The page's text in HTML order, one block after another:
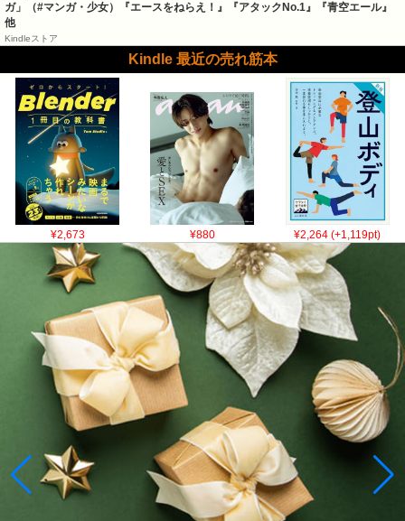
ガ」（#マンガ・少女）『エースをねらえ！』『アタックNo.1』『青空エール』
他
Kindleストア
Kindle 最近の売れ筋本
¥2,673 ¥880 ¥2,264 (+1,119pt)